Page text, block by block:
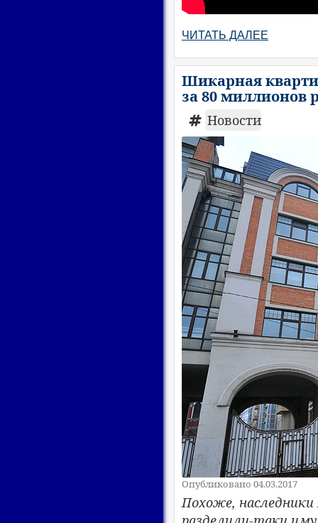
ЧИТАТЬ ДАЛЕЕ
Шикарная
за 80 миллионов
Новости
Опубликовано 04.03.2017
Похоже,